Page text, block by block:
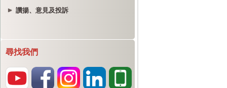
讚揚、意見及投訴
尋找我們